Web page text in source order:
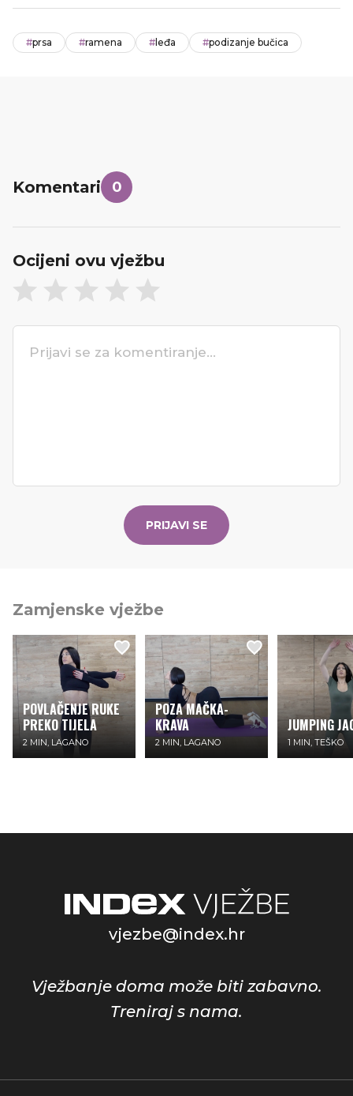
#prsa #ramena # leđa #podizanje bučica
Komentari 0
Ocijeni ovu vježbu
PRIJAVI SE
Zamjenske vježbe
POVLAČENJE RUKE
PREKO TIJELA
2 MIN, LAGANO
​POZA MAČKA-
KRAVA
2 MIN, LAGANO
JUMPING
1 MIN, TEŠKO
vjezbe@index.hr
Vježbanje doma može biti zabavno.
Treniraj s nama.